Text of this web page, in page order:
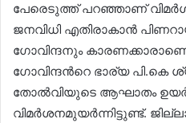
പേരെടുത്ത് പറഞ്ഞാണ്
ജനവിധി എതിരാകാൻ
ഗോവിന്ദനും
ഗോവിന്ദന്‍റെ ഭാര്യ പി.കെ
തോൽവിയുടെ ആഘാതം
വിമർശനമുയർന്നിട്ടുണ്ട്.